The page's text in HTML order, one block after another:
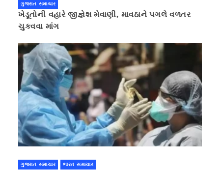
ગુજરાત સમાચાર
ખેડૂતોની વહારે જીજ્ઞેશ મેવાણી, માવઠાને પગલે વળતર
ચુકવવા માંગ
ગુજરાત સમાચાર ભારત સમાચાર